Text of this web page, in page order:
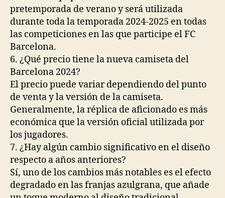
pretemporada de verano y será utilizada
durante toda la temporada 2024-2025 en todas
las competiciones en las que participe el FC
Barcelona.
6. ¿Qué precio tiene la nueva camiseta del
Barcelona 2024?
El precio puede variar dependiendo del punto
de venta y la versión de la camiseta.
Generalmente, la réplica de aficionado es más
económica que la versión oficial utilizada por
los jugadores.
7. ¿Hay algún cambio significativo en el diseño
respecto a años anteriores?
Sí, uno de los cambios más notables es el efecto
degradado en las franjas azulgrana, que añade